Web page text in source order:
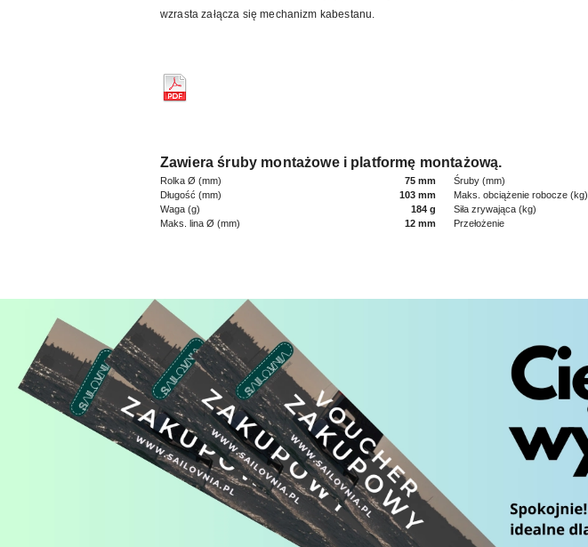
wzrasta załącza się mechanizm kabestanu.
Zawiera śruby montażowe i platformę montażową.
Rolka Ø (mm)
75 mm
Długość (mm)
103 mm
Waga (g)
184 g
Maks. lina Ø (mm)
12 mm
Śruby (mm)
Maks. obciążenie robocze (kg)
Siła zrywająca (kg)
Przełożenie